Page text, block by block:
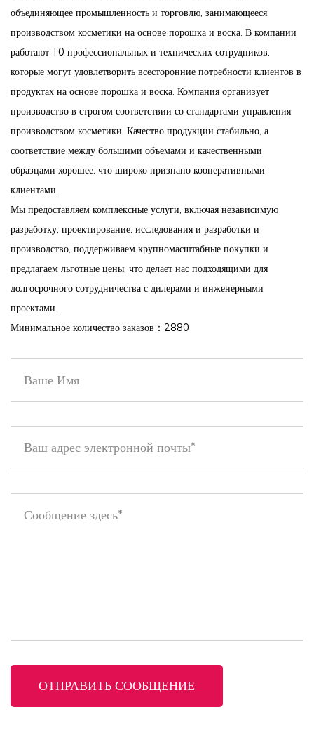
вид или драматический вечерний стиль, эта палитра
обеспечивает все оттенки, которые вам необходимы, чтобы
плавно переходить между ними.
4. Некомедогенный: сформулирован, чтобы избежать
засорения пор, что делает их подходящими для
чувствительной кожи.
5. Vegan & Fully, без жестокости: этот продукт не содержит
ингредиентов, полученных из животных и не был проверен
на животных, обеспечивая этическую красоту.
Благодаря своему сочетанию нейтральных тонов и глубоких
земляных оттенков, палитра для век для век натурального
объединяющее промышленность и торговлю, занимающееся
производством косметики на основе порошка и воска. В компании
работают 10 профессиональных и технических сотрудников,
которые могут удовлетворить всесторонние потребности клиентов в
продуктах на основе порошка и воска. Компания организует
производство в строгом соответствии со стандартами управления
производством косметики. Качество продукции стабильно, а
соответствие между большими объемами и качественными
образцами хорошее, что широко признано кооперативными
клиентами.
Мы предоставляем комплексные услуги, включая независимую
разработку, проектирование, исследования и разработки и
производство, поддерживаем крупномасштабные покупки и
предлагаем льготные цены, что делает нас подходящими для
долгосрочного сотрудничества с дилерами и инженерными
проектами.
Минимальное количество заказов：2880